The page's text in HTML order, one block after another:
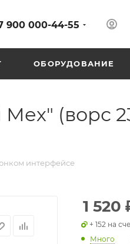
900 000-44-55
ОБОРУДОВАНИЕ
(ворс
интерфейсе
1 520
+ 152 на
Много